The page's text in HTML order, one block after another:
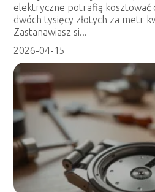
elektryczne potrafią kosztować
dwóch tysięcy złotych za metr
Zastanawiasz si...
2026-04-15